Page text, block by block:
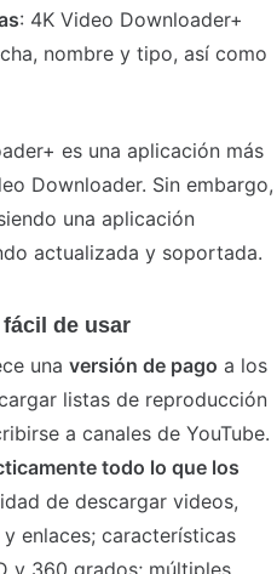
: 4K Video Downloader+
nombre y tipo, así como
es una aplicación más
Downloader. Sin embargo,
una aplicación
actualizada y soportada.
de usar
una versión de pago a los
listas de reproducción
a canales de YouTube.
todo lo que los
de descargar videos,
enlaces; características
y 360 grados; múltiples